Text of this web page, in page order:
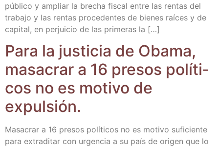
públi­co y ampliar la bre­cha fis­cal entre las ren­tas del
tra­ba­jo y las ren­tas pro­ce­den­tes de bie­nes raí­ces y de
capi­tal, en per­jui­cio de las pri­me­ras la […]
Para la jus­ti­cia de Oba­ma,
masa­crar a 16 pre­sos polí­ti­
cos no es moti­vo de
expulsión.
Masa­crar a 16 pre­sos polí­ti­cos no es moti­vo sufi­cien­te
para extra­di­tar con urgen­cia a su país de ori­gen que lo